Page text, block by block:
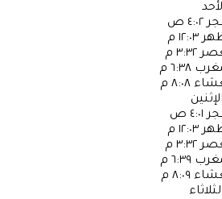
٤:٠٢ ص
١٢:٠٣ م
٣:٣٢ م
٦:٣٨ م
٨:٠٨ م
٤:٠١ ص
١٢:٠٣ م
٣:٣٢ م
٦:٣٩ م
٨:٠٩ م